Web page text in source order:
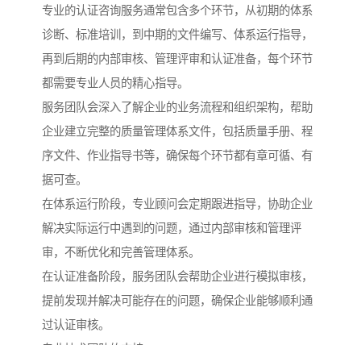
专业的认证咨询服务通常包含多个环节，从初期的体系
诊断、标准培训，到中期的文件编写、体系运行指导，
再到后期的内部审核、管理评审和认证准备，每个环节
都需要专业人员的精心指导。
服务团队会深入了解企业的业务流程和组织架构，帮助
企业建立完整的质量管理体系文件，包括质量手册、程
序文件、作业指导书等，确保每个环节都有章可循、有
据可查。
在体系运行阶段，专业顾问会定期跟进指导，协助企业
解决实际运行中遇到的问题，通过内部审核和管理评
审，不断优化和完善管理体系。
在认证准备阶段，服务团队会帮助企业进行模拟审核，
提前发现并解决可能存在的问题，确保企业能够顺利通
过认证审核。